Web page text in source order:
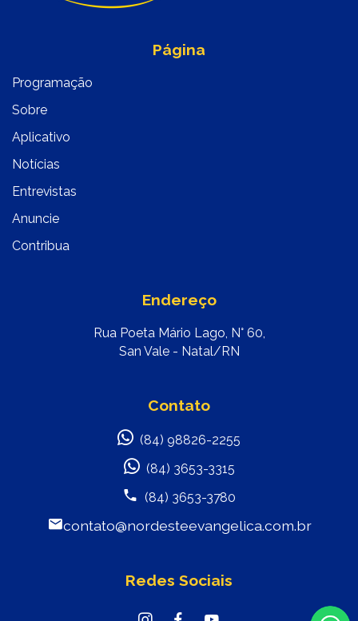
Página
Programação
Sobre
Aplicativo
Notícias
Entrevistas
Anuncie
Contribua
Endereço
Rua Poeta Mário Lago, N° 60,
San Vale - Natal/RN
Contato
(84) 98826-2255
(84) 3653-3315
(84) 3653-3780
contato@nordesteevangelica.com.br
Redes Sociais